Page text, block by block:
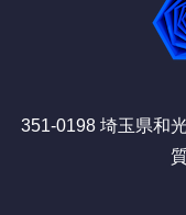
351-0198 埼玉県和